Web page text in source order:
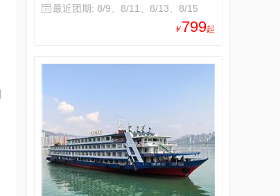
 最近团期: 8/9、8/11、8/13、8/15
￥799起